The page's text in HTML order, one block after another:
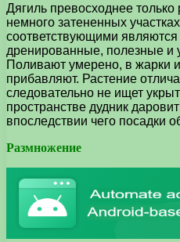
Дягиль превосходнее
немного затененных
соответствующими являются
дренированные, полезные и
Поливают умерено, в жарки
прибавляют. Растение
следовательно не ищет
пространстве дудник
впоследствии чего посадки
Размножение